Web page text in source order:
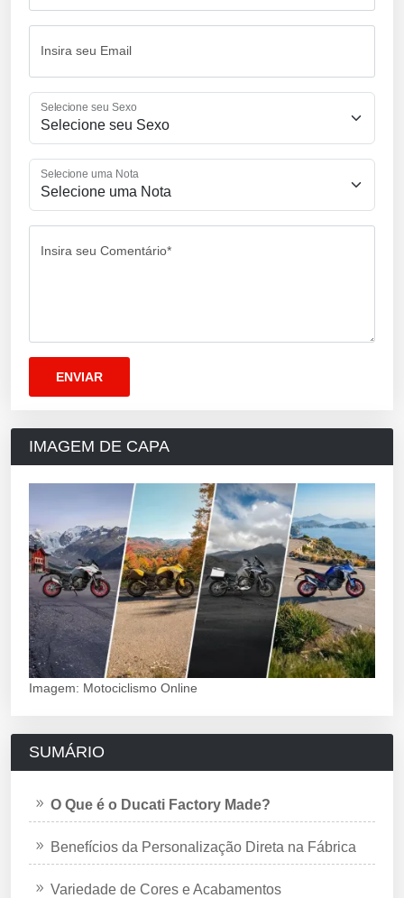
Insira seu Email
Selecione seu Sexo
Selecione uma Nota
Insira seu Comentário*
IMAGEM DE CAPA
Imagem: Motociclismo Online
SUMÁRIO
O Que é o Ducati Factory Made?
Benefícios da Personalização Direta na Fábrica
Variedade de Cores e Acabamentos